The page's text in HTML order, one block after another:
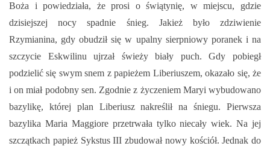
Boża i powiedziała, że prosi o świątynię, w miejscu, gdzie
dzisiejszej nocy spadnie śnieg. Jakież było zdziwienie
Rzymianina, gdy obudził się w upalny sierpniowy poranek i na
szczycie Eskwilinu ujrzał świeży biały puch. Gdy pobiegł
podzielić się swym snem z papieżem Liberiuszem, okazało się, że
i on miał podobny sen. Zgodnie z życzeniem Maryi wybudowano
bazylikę, której plan Liberiusz nakreślił na śniegu. Pierwsza
bazylika Maria Maggiore przetrwała tylko niecały wiek. Na jej
szczątkach papież Sykstus III zbudował nowy kościół. Jednak do